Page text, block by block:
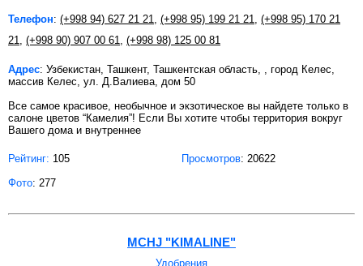
Телефон: (+998 94) 627 21 21, (+998 95) 199 21 21, (+998 95) 170 21
21, (+998 90) 907 00 61, (+998 98) 125 00 81
Адрес: Узбекистан, Ташкент, Ташкентская область, , город Келес,
массив Келес, ул. Д.Валиева, дом 50
Все самое красивое, необычное и экзотическое вы найдете только в
салоне цветов “Камелия”! Если Вы хотите чтобы территория вокруг
Вашего дома и внутреннее
Рейтинг: 105 Просмотров: 20622
Фото: 277
MCHJ "KIMALINE"
Удобрения